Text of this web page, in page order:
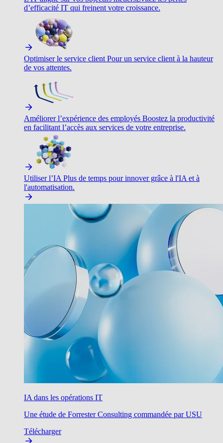
d’efficacité IT qui freinent votre croissance.
Optimiser le service client Pour un service client à la hauteur
de vos attentes.
Améliorer l’expérience des employés Boostez la productivité
en facilitant l’accès aux services de votre entreprise.
Utiliser l’IA Plus de temps pour innover grâce à l'IA et à
l'automatisation.
IA dans les opérations IT
Une étude de Forrester Consulting commandée par USU
Télécharger